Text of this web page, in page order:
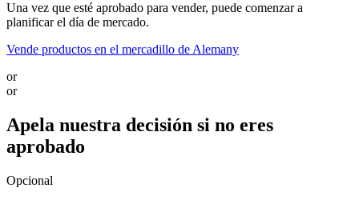
Una vez que esté aprobado para vender, puede comenzar a
planificar el día de mercado.
Vende productos en el mercadillo de Alemany
or
or
Apela nuestra decisión si no eres
aprobado
Opcional